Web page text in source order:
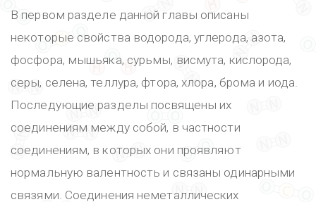
В первом разделе данной главы описаны
некоторые свойства водорода, углерода, азота,
фосфора, мышьяка, сурьмы, висмута, кислорода,
серы, селена, теллура, фтора, хлора, брома и иода.
Последующие разделы посвящены их
соединениям между собой, в частности
соединениям, в которых они проявляют
нормальную валентность и связаны одинарными
связями. Соединения неметаллических